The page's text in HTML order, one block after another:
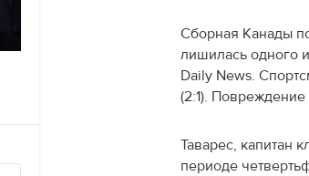
Сборная Канады
лишилась одного
Daily News.
(2:1).
Таварес, капитан
периоде